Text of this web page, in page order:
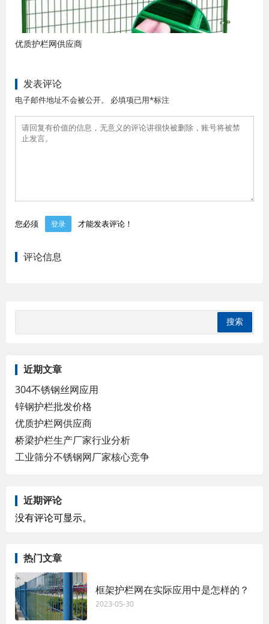
优质护栏网供应商
发表评论
电子邮件地址不会被公开。 必填项已用*标注
您必须 登录 才能发表评论！
评论信息
近期文章
304不锈钢丝网应用
锌钢护栏批发价格
优质护栏网供应商
桥梁护栏生产厂家行业分析
工业筛分不锈钢网厂家核心竞争
近期评论
没有评论可显示。
热门文章
框架护栏网在实际应用中是怎样的？
2023-05-30